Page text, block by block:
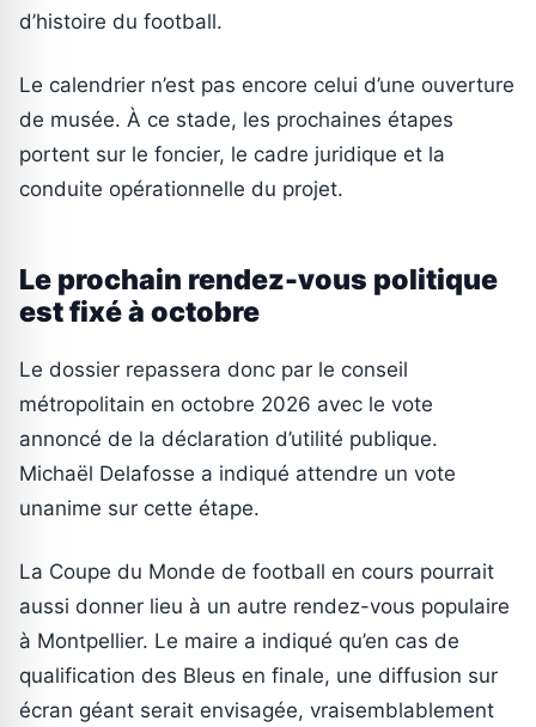
d’histoire du football.
Le calendrier n’est pas encore celui d’une ouverture
de musée. À ce stade, les prochaines étapes
portent sur le foncier, le cadre juridique et la
conduite opérationnelle du projet.
Le prochain rendez-vous politique
est fixé à octobre
Le dossier repassera donc par le conseil
métropolitain en octobre 2026 avec le vote
annoncé de la déclaration d’utilité publique.
Michaël Delafosse a indiqué attendre un vote
unanime sur cette étape.
La Coupe du Monde de football en cours pourrait
aussi donner lieu à un autre rendez-vous populaire
à Montpellier. Le maire a indiqué qu’en cas de
qualification des Bleus en finale, une diffusion sur
écran géant serait envisagée, vraisemblablement